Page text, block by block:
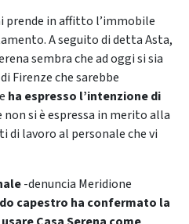
prende in affitto l’immobile
A seguito di detta Asta,
sembra che ad oggi si sia
Firenze che sarebbe
ha espresso l’intenzione di
non si è espressa in merito alla
lavoro al personale che vi
-denuncia Meridione
capestro ha confermato la